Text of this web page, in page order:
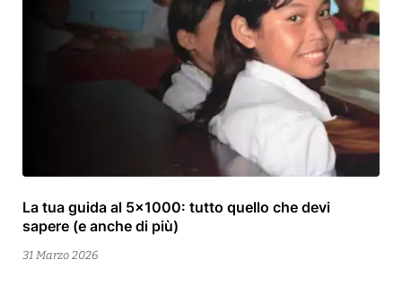
La tua guida al 5×1000: tutto quello che devi
sapere (e anche di più)
31 Marzo 2026
13
Aprile
2026